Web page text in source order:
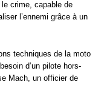
crime, capable de
l’ennemi grâce à un
techniques de la moto
d’un pilote hors-
Mach, un officier de